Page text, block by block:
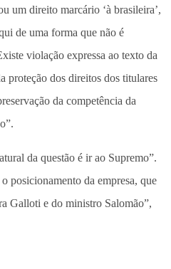
um direito marcário ‘à brasileira’,
de uma forma que não é
violação expressa ao texto da
proteção dos direitos dos titulares
da competência da
da questão é ir ao Supremo”.
posicionamento da empresa, que
Galloti e do ministro Salomão”,